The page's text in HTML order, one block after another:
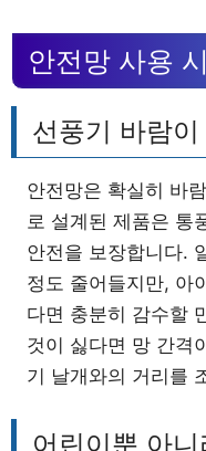
안전망 사용
선풍기 바람
안전망은 확실히 바
로 설계된 제품은 통
안전을 보장합니다.
정도 줄어들지만, 아
다면 충분히 감수할
것이 싫다면 망 간격
기 날개와의 거리를
어린이뿐 아